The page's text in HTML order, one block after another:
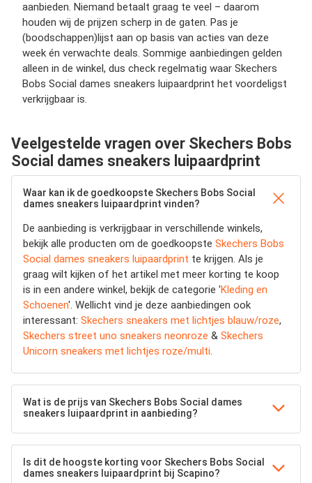
aanbieden. Niemand betaalt graag te veel – daarom
houden wij de prijzen scherp in de gaten. Pas je
(boodschappen)lijst aan op basis van acties van deze
week én verwachte deals. Sommige aanbiedingen gelden
alleen in de winkel, dus check regelmatig waar Skechers
Bobs Social dames sneakers luipaardprint het voordeligst
verkrijgbaar is.
Veelgestelde vragen over Skechers Bobs
Social dames sneakers luipaardprint
Waar kan ik de goedkoopste Skechers Bobs Social
dames sneakers luipaardprint vinden?
De aanbieding is verkrijgbaar in verschillende winkels,
bekijk alle producten om de goedkoopste Skechers Bobs
Social dames sneakers luipaardprint te krijgen. Als je
graag wilt kijken of het artikel met meer korting te koop
is in een andere winkel, bekijk de categorie 'Kleding en
Schoenen'. Wellicht vind je deze aanbiedingen ook
interessant: Skechers sneakers met lichtjes blauw/roze,
Skechers street uno sneakers neonroze & Skechers
Unicorn sneakers met lichtjes roze/multi.
Wat is de prijs van Skechers Bobs Social dames
sneakers luipaardprint in aanbieding?
Is dit de hoogste korting voor Skechers Bobs Social
dames sneakers luipaardprint bij Scapino?